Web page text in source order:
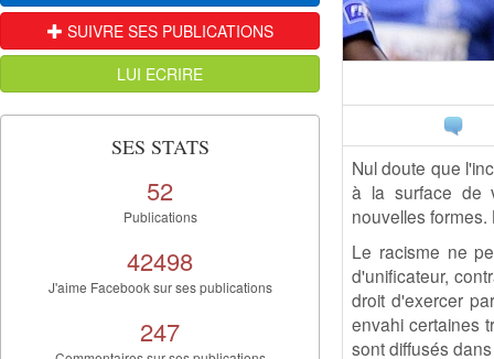
Nul doute que
à la surface de
nouvelles
Le racisme ne
d'unificateur,
droit d'exercer
envahi certaines
sont diffusés
SUIVRE SES PUBLICATIONS
LUI ECRIRE
SES STATS
52
Publications
42498
J'aime Facebook sur ses publications
247